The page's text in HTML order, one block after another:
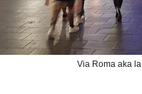
Via Roma aka